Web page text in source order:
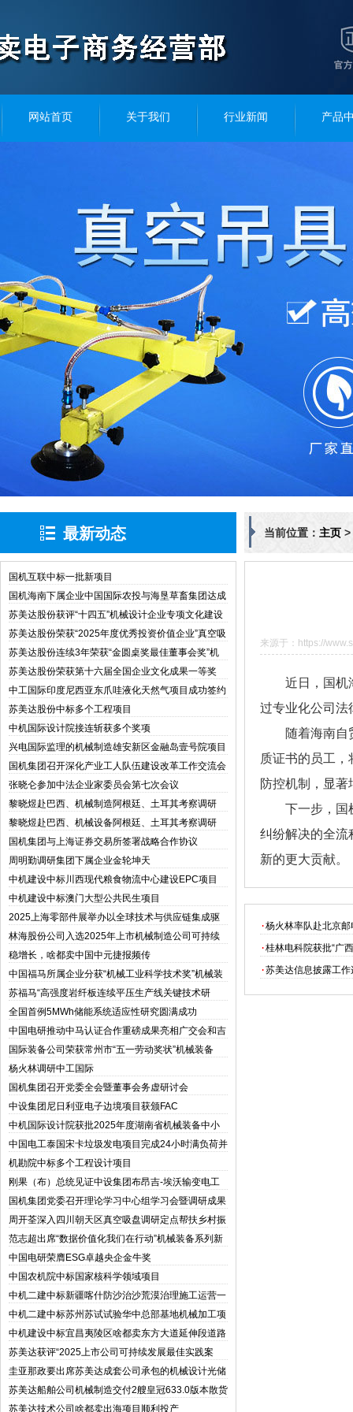
网站首页 关于我们 行业新闻 产品
最新动态 当前位置： 主页 >
国机互联中标一批新项目
国机海南下属企业中国国际农投与海垦草畜集团达成
战略合作
苏美达股份获评“十四五”机械设计企业专项文化建设
与管理创新典型案例
苏美达股份荣获“2025年度优秀投资价值企业”真空吸
盘
苏美达股份连续3年荣获“金圆桌奖最佳董事会奖”机
械设备
苏美达股份荣获第十六届全国企业文化成果一等奖
中工国际印度尼西亚东爪哇液化天然气项目成功签约
苏美达股份中标多个工程项目
中机国际设计院接连斩获多个奖项
兴电国际监理的机械制造雄安新区金融岛壹号院项目
竣工交付
国机集团召开深化产业工人队伍建设改革工作交流会
张晓仑参加中法企业家委员会第七次会议
黎晓煜赴巴西、机械制造阿根廷、土耳其考察调研
黎晓煜赴巴西、机械设备阿根廷、土耳其考察调研
国机集团与上海证券交易所签署战略合作协议
周明勤调研集团下属企业金轮坤天
中机建设中标川西现代粮食物流中心建设EPC项目
中机建设中标澳门大型公共民生项目
2025上海零部件展举办以全球技术与供应链集成驱
动汽车产业新时代
林海股份公司入选2025年上市机械制造公司可持续
发展优秀实践案例
稳增长，啥都卖中国中元捷报频传
中国福马所属企业分获“机械工业科学技术奖”机械装
备二三等奖
苏福马“高强度岩纤板连续平压生产线关键技术研
发”机械设计通过苏州市科技攻关项目立项报批
全国首例5MWh储能系统适应性研究圆满成功
中国电研推动中马认证合作重磅成果亮相广交会和吉
隆坡
国际装备公司荣获常州市“五一劳动奖状”机械装备
杨火林调研中工国际
国机集团召开党委全会暨董事会务虚研讨会
中设集团尼日利亚电子边境项目获颁FAC
中机国际设计院获批2025年度湖南省机械装备中小
微企业核心服务机构
中国电工泰国宋卡垃圾发电项目完成24小时满负荷并
网测试
机勘院中标多个工程设计项目
刚果（布）总统见证中设集团布昂吉-埃沃输变电工
程项目竣工验收并投运
国机集团党委召开理论学习中心组学习会暨调研成果
交流会
周开荃深入四川朝天区真空吸盘调研定点帮扶乡村振
兴工作
范志超出席“数据价值化我们在行动”机械装备系列新
闻发布会
中国电研荣膺ESG卓越央企金牛奖
中国农机院中标国家核科学领域项目
中机二建中标新疆喀什防沙治沙荒漠治理施工运营一
体化项目
中机二建中标苏州苏试试验华中总部基地机械加工项
目
中机建设中标宜昌夷陵区啥都卖东方大道延伸段道路
工程一标段
苏美达获评“2025上市公司可持续发展最佳实践案
例”机械设计及“2025上市公司董事会优秀实践案
例”两项奖项
圭亚那政要出席苏美达成套公司承包的机械设计光储
电站项目首站竣工典礼
苏美达船舶公司机械制造交付2艘皇冠633.0版本散货
船
苏美达技术公司啥都卖出海项目顺利投产
来源于：https://
近日，国机
过专业化公司法
随着海南
质证书的员工
防控机制，显
下一步，国
纠纷解决的全流
新的更大贡献。
·杨火林率队赴北京
·桂林电科院获批“广
·苏美达信息披露工